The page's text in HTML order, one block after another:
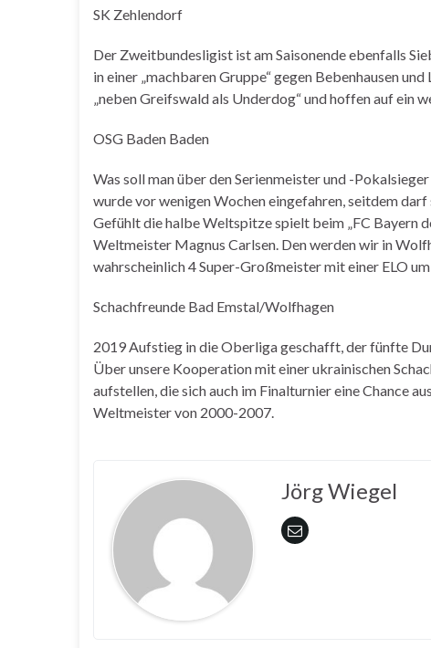
SK Zehlendorf
Der Zweitbundesligist ist am Saisonende ebenfalls
in einer „machbaren Gruppe“ gegen Bebenhausen
„neben Greifswald als Underdog“ und hoffen auf ein
OSG Baden Baden
Was soll man über den Serienmeister und -
wurde vor wenigen Wochen eingefahren, seitdem
Gefühlt die halbe Weltspitze spielt beim „FC Bayern
Weltmeister Magnus Carlsen. Den werden wir in
wahrscheinlich 4 Super-Großmeister mit einer ELO
Schachfreunde Bad Emstal/Wolfhagen
2019 Aufstieg in die Oberliga geschafft, der fünfte
Über unsere Kooperation mit einer ukrainischen
aufstellen, die sich auch im Finalturnier eine Chance
Weltmeister von 2000-2007.
Jörg Wiegel